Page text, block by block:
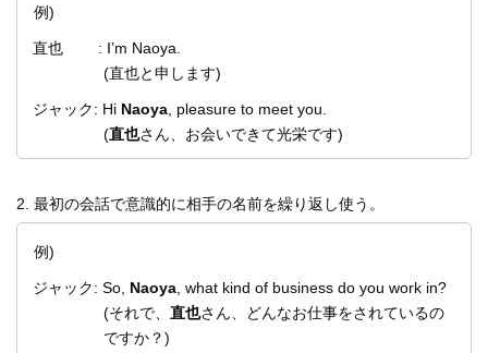
例)
直也 : I’m Naoya.
(直也と申します)
ジャック: Hi Naoya , pleasure to meet you.
(直也さん、お会いできて光栄です)
2. 最初の会話で意識的に相手の名前を繰り返し使う。
例)
ジャック: So, Naoya , what kind of business do you work in?
(それで、直也さん、どんなお仕事をされているの
ですか？)